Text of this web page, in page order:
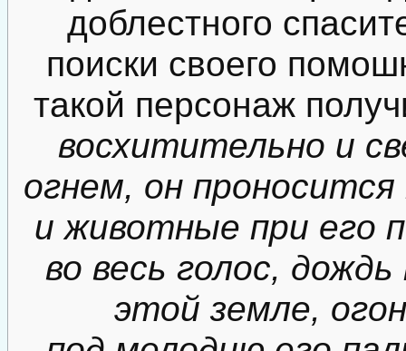
доблестного
поиски своего
такой персонаж
восхитительно и
огнем, он
и животные при его
во весь голос,
этой земле,